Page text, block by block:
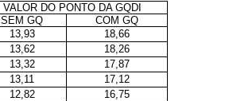
VALOR DO PONTO DA GQDI
SEM GQ
COM GQ
13,93
18,66
13,62
18,26
13,32 17,87
13,11
17,12
12,82
16,75